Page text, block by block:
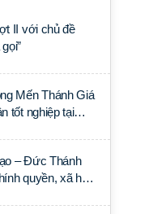
II với chủ đề
Mến Thánh Giá
tốt nghiệp tại
– Đức Thánh
quyền, xã hội